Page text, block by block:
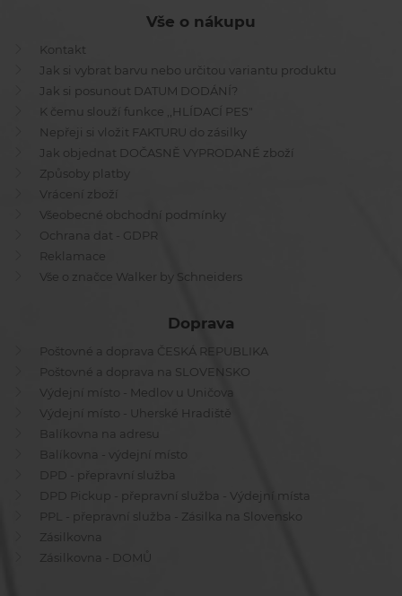
Vše o nákupu
Kontakt
Jak si vybrat barvu nebo určitou variantu produktu
Jak si posunout DATUM DODÁNÍ?
K čemu slouží funkce ,,HLÍDACÍ PES"
Nepřeji si vložit FAKTURU do zásilky
Jak objednat DOČASNĚ VYPRODANÉ zboží
Způsoby platby
Vrácení zboží
Všeobecné obchodní podmínky
Ochrana dat - GDPR
Reklamace
Vše o značce Walker by Schneiders
Doprava
Poštovné a doprava ČESKÁ REPUBLIKA
Poštovné a doprava na SLOVENSKO
Výdejní místo - Medlov u Uničova
Výdejní místo - Uherské Hradiště
Balíkovna na adresu
Balíkovna - výdejní místo
DPD - přepravní služba
DPD Pickup - přepravní služba - Výdejní místa
PPL - přepravní služba - Zásilka na Slovensko
Zásilkovna
Zásilkovna - DOMŮ